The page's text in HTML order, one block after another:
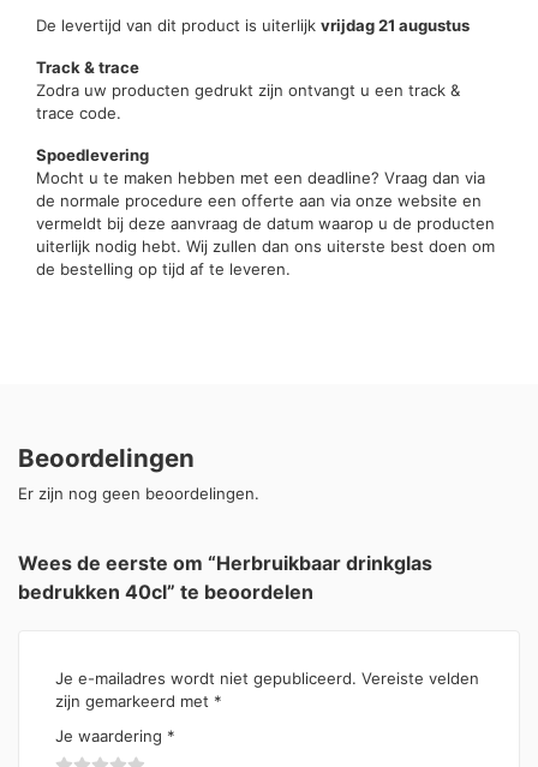
De levertijd van dit product is uiterlijk vrijdag 21 augustus
Track & trace
Zodra uw producten gedrukt zijn ontvangt u een track &
trace code.
Spoedlevering
Mocht u te maken hebben met een deadline? Vraag dan via
de normale procedure een offerte aan via onze website en
vermeldt bij deze aanvraag de datum waarop u de producten
uiterlijk nodig hebt. Wij zullen dan ons uiterste best doen om
de bestelling op tijd af te leveren.
Beoordelingen
Er zijn nog geen beoordelingen.
Wees de eerste om “Herbruikbaar drinkglas
bedrukken 40cl” te beoordelen
Je e-mailadres wordt niet gepubliceerd. Vereiste velden
zijn gemarkeerd met *
Je waardering *